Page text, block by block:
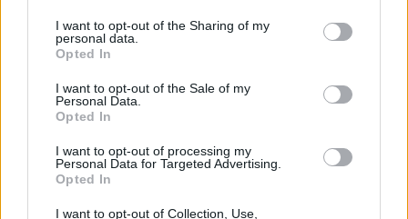
not limited to your visit or usage behaviour. You may click to
grant or deny consent to Google and its third-party tags to
use your data for below specified purposes in below Google
consent section.
I want to opt-out of the Sharing of my
personal data.
Opted In
I want to opt-out of the Sale of my
Personal Data.
Opted In
I want to opt-out of processing my
Personal Data for Targeted Advertising.
Opted In
I want to opt-out of Collection, Use,